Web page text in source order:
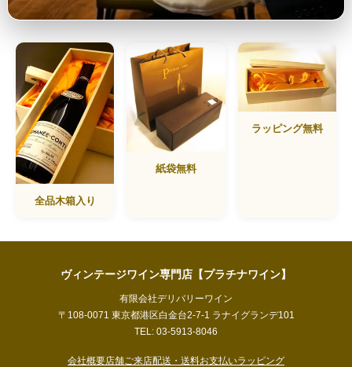
全品木箱入り
紙袋無料
ラッピング無料
ヴィンテージワイン専門店【プラチナワイン】
有限会社デリバリーワイン
〒108-0071 東京都港区白金台2-7-1 ラナイグランデ101
TEL: 03-5913-8046
会社概要店舗ご来店配送・送料お支払いラッピング